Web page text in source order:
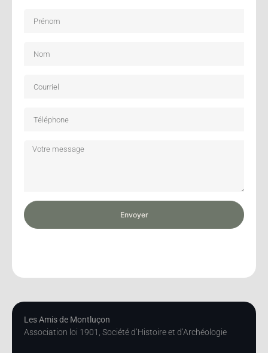
Envoyer
Les Amis de Montluçon
Association loi 1901, Société d’Histoire et d’Archéologie